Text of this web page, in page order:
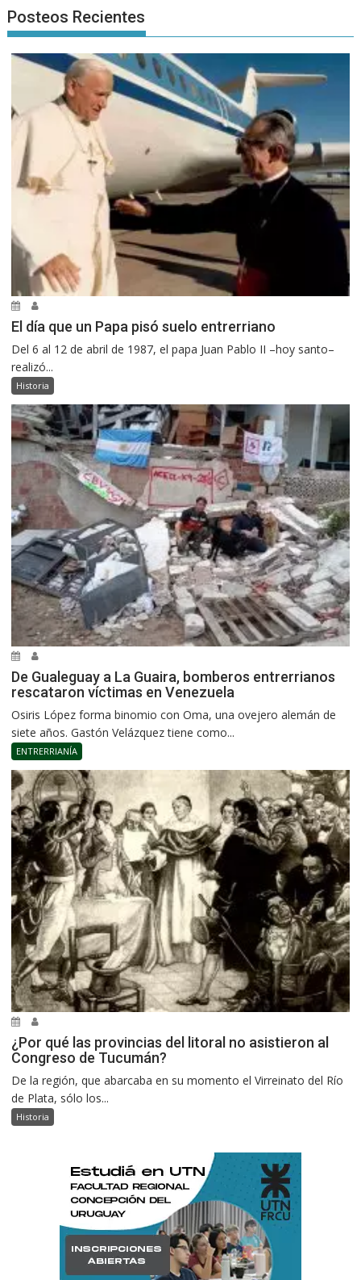
Posteos Recientes
El día que un Papa pisó suelo entrerriano
Del 6 al 12 de abril de 1987, el papa Juan Pablo II –hoy santo–
realizó...
Historia
De Gualeguay a La Guaira, bomberos entrerrianos
rescataron víctimas en Venezuela
Osiris López forma binomio con Oma, una ovejero alemán de
siete años. Gastón Velázquez tiene como...
ENTRERRIANÍA
¿Por qué las provincias del litoral no asistieron al
Congreso de Tucumán?
De la región, que abarcaba en su momento el Virreinato del Río
de Plata, sólo los...
Historia